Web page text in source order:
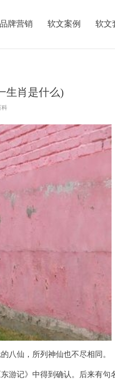
品牌营销 软文案例 软文
生肖是什么)
科
八仙，所列神仙也不尽相同。
记》中得到确认。后来有句